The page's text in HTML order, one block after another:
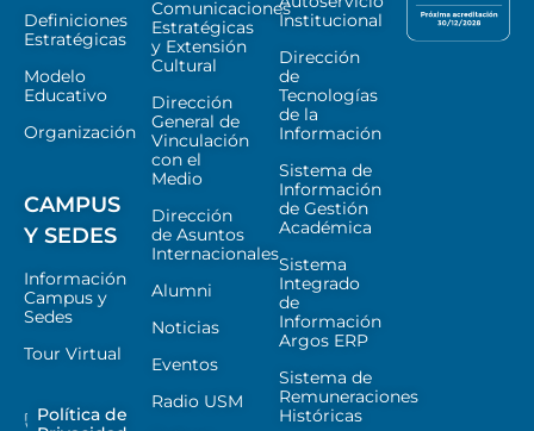
Definiciones
Estratégicas
Modelo
Educativo
Organización
CAMPUS
Y SEDES
Información
Campus y
Sedes
Tour Virtual
Política de
Comunicaciones
Estratégicas
y Extensión
Cultural
Dirección
General de
Vinculación
con el
Medio
Dirección
de Asuntos
Internacionales
Alumni
Noticias
Eventos
Radio USM
Institucional
Dirección
de
Tecnologías
de la
Información
Sistema de
Información
de Gestión
Académica
Sistema
Integrado
de
Información
Argos ERP
Sistema de
Remuneraciones
Históricas